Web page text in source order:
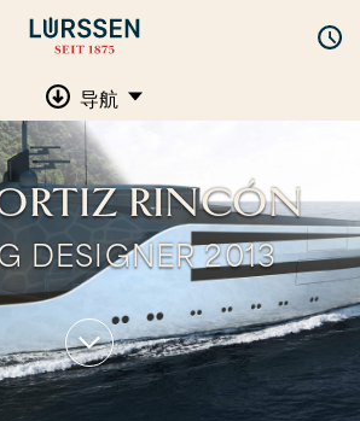
导航
RINCÓN
DESIGNER 2013